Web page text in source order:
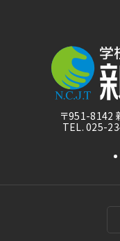
〒951-8142
TEL. 025-